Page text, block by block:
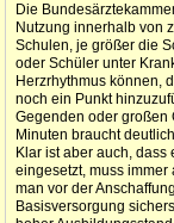
Die
Nutzung innerhalb von
Schulen, je größer die
oder Schüler unter
Herzrhythmus können,
noch ein Punkt
Gegenden oder großen
Minuten braucht
Klar ist aber auch,
eingesetzt, muss
man vor der
Basisversorgung